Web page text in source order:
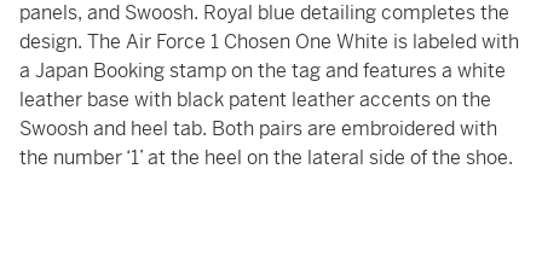
panels, and Swoosh. Royal blue detailing completes the
design. The Air Force 1 Chosen One White is labeled with
a Japan Booking stamp on the tag and features a white
leather base with black patent leather accents on the
Swoosh and heel tab. Both pairs are embroidered with
the number ‘1’ at the heel on the lateral side of the shoe.